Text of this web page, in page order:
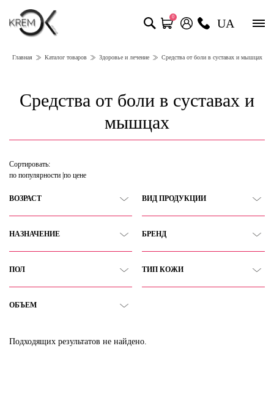
0 UA
Главная Каталог товаров Здоровье и лечение Средства от боли в суставах и мышцах
Средства от боли в суставах и
мышцах
Сортировать:
по популярности по цене
ВОЗРАСТ ВИД ПРОДУКЦИИ
НАЗНАЧЕНИЕ БРЕНД
ПОЛ ТИП КОЖИ
ОБЪЕМ
Подходящих результатов не найдено.